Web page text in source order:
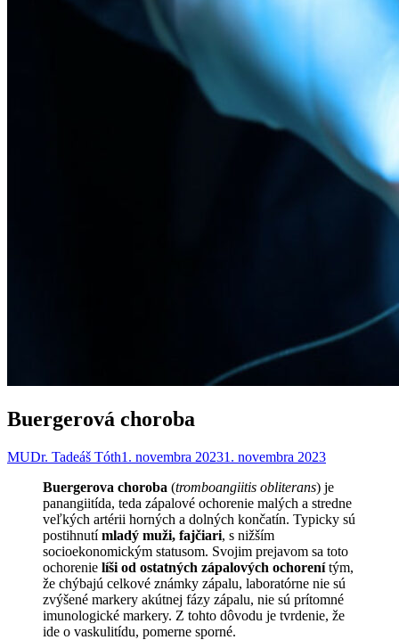
Buergerová choroba
MUDr. Tadeáš Tóth1. novembra 20231. novembra 2023
Buergerova choroba (tromboangiitis obliterans) je
panangiitída, teda zápalové ochorenie malých a stredne
veľkých artérii horných a dolných končatín. Typicky sú
postihnutímladý muži, fajčiari, s nižším
socioekonomickým statusom. Svojim prejavom sa toto
ochorenie líši od ostatných zápalových ochorenítým,
že chýbajú celkové známky zápalu, laboratórne nie sú
zvýšené markery akútnej fázy zápalu, nie sú prítomné
imunologické markery. Z tohto dôvodu je tvrdenie, že
ide o vaskulitídu, pomerne sporné.